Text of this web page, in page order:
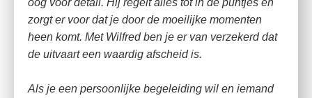
oog voor detail. Hij regelt alles tot in de puntjes en
zorgt er voor dat je door de moeilijke momenten
heen komt. Met Wilfred ben je er van verzekerd dat
de uitvaart een waardig afscheid is.
Als je een persoonlijke begeleiding wil en iemand